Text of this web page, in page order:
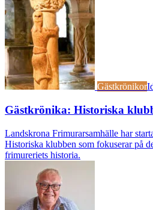
Gästkrönikor
Gästkrönika: Historiska
Landskrona Frimurarsamhälle har
Historiska klubben som fokuserar på
frimureriets historia.